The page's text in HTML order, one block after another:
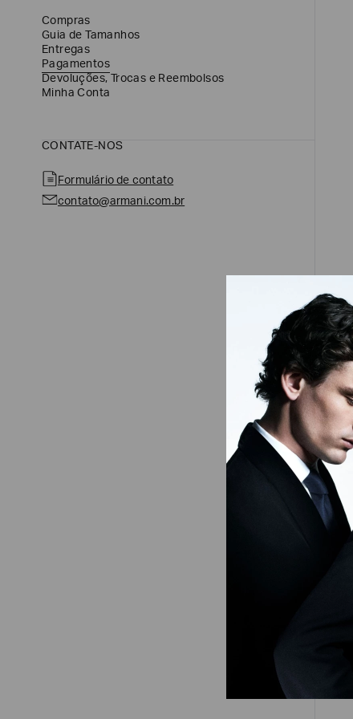
Compras
Guia de Tamanhos
Entregas
Pagamentos
Devoluções, Trocas e Reembolsos
Minha Conta
CONTATE-NOS
Formulário de contato
contato@armani.com.br